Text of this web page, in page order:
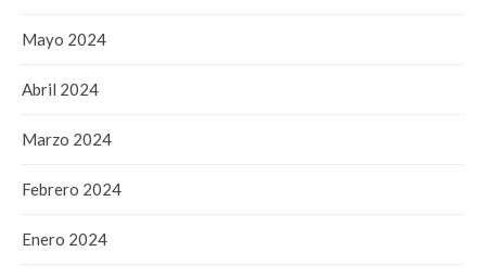
Mayo 2024
Abril 2024
Marzo 2024
Febrero 2024
Enero 2024